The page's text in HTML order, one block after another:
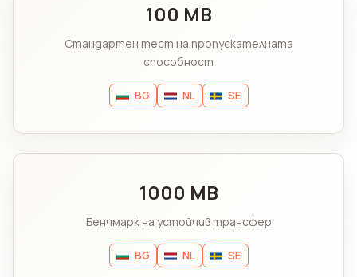
100 MB
Стандартен тест на пропускателната
способност
BG NL SE
1000 MB
Бенчмарк на устойчив трансфер
BG NL SE